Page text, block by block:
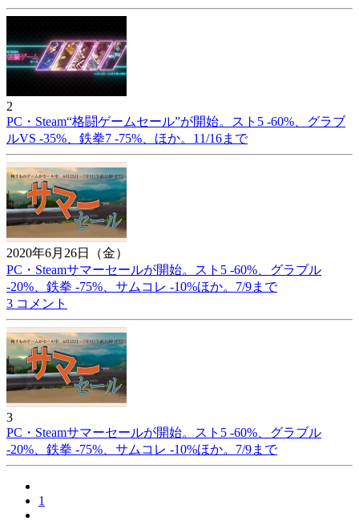
2
PC・Steam“格闘ゲームセール”が開始。スト5 -60%、グラブ
ルVS -35%、鉄拳7 -75%、ほか。11/16まで
2020年6月26日（金）
PC・Steamサマーセールが開始。スト5 -60%、グラブル
-20%、鉄拳 -75%、サムコレ -10%ほか。7/9まで
3 コメント
3
PC・Steamサマーセールが開始。スト5 -60%、グラブル
-20%、鉄拳 -75%、サムコレ -10%ほか。7/9まで
1